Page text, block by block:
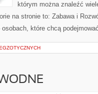
którym można znaleźć
na stronie to: Zabawa i
osobach, które chcą